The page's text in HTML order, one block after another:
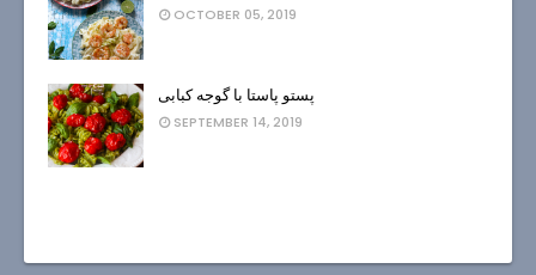
OCTOBER 05, 2019
پستو پاستا با گوجه کبابی
SEPTEMBER 14, 2019